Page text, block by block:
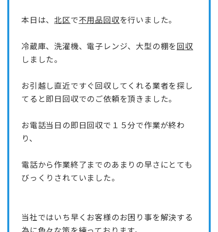
本日は、北区で不用品回収を行いました。
冷蔵庫、洗濯機、電子レンジ、大型の棚を回収
しました。
お引越し直近ですぐ回収してくれる業者を探し
てると即日回収でのご依頼を頂きました。
お電話当日の即日回収で１５分で作業が終わ
り、
電話から作業終了までのあまりの早さにとても
びっくりされていました。
当社ではいち早くお客様のお困り事を解決する